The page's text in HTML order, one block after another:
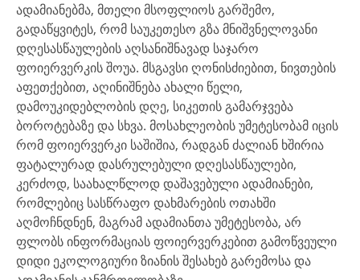
ადამიანებმა, მთელი მსოფლიოს გარშემო,
გადაწყვიტეს, რომ საუკეთესო გზა მნიშვნელოვანი
დღესასწაულების აღსანიშნავად საჯარო
ფოიერვერკის შოუა. მსგავსი ღონისძიებით, ნივთების
აფეთქებით, აღინიშნება ახალი წელი,
დამოუკიდებლობის დღე, სიკეთის გამარჯვება
ბოროტებაზე და სხვა. მოსახლეობის უმეტესობამ იცის
რომ ფოიერვერკი საშიშია, რადგან ძალიან ხშირია
ფატალურად დასრულებული დღესასწაულები,
კერძოდ, საახალწლოდ დაშავებული ადამიანები,
რომლებიც სასწრაფო დახმარების ოთახში
აღმოჩნდნენ, მაგრამ ადამიანთა უმეტესობა, არ
ფლობს ინფორმაციას ფოიერვერკებით გამოწვეული
დიდი ეკოლოგიური ზიანის შესახებ გარემოსა და